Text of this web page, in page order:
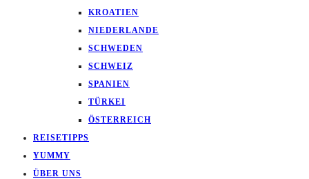
KROATIEN
NIEDERLANDE
SCHWEDEN
SCHWEIZ
SPANIEN
TÜRKEI
ÖSTERREICH
REISETIPPS
YUMMY
ÜBER UNS